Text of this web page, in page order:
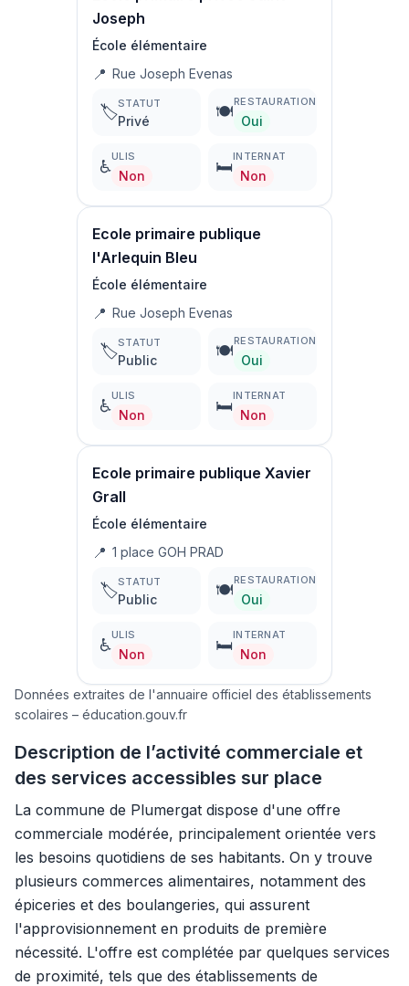
Joseph
École élémentaire
📍 Rue Joseph Evenas
🏷️STATUT
Privé 🍽️
RESTAURATION
Oui
♿
ULIS
Non 🛏️
INTERNAT
Non
Ecole primaire publique
l'Arlequin Bleu
École élémentaire
📍 Rue Joseph Evenas
🏷️STATUT
Public 🍽️
RESTAURATION
Oui
♿
ULIS
Non 🛏️
INTERNAT
Non
Ecole primaire publique Xavier
Grall
École élémentaire
📍 1 place GOH PRAD
🏷️STATUT
Public 🍽️
RESTAURATION
Oui
♿
ULIS
Non 🛏️
INTERNAT
Non
Données extraites de l'annuaire officiel des établissements
scolaires – éducation.gouv.fr
Description de l’activité commerciale et
des services accessibles sur place
La commune de Plumergat dispose d'une offre
commerciale modérée, principalement orientée vers
les besoins quotidiens de ses habitants. On y trouve
plusieurs commerces alimentaires, notamment des
épiceries et des boulangeries, qui assurent
l'approvisionnement en produits de première
nécessité. L'offre est complétée par quelques services
de proximité, tels que des établissements de